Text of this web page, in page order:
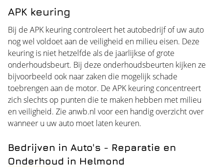
APK keuring
Bij de APK keuring controleert het autobedrijf of uw auto
nog wel voldoet aan de veiligheid en milieu eisen. Deze
keuring is niet hetzelfde als de jaarlijkse of grote
onderhoudsbeurt. Bij deze onderhoudsbeurten kijken ze
bijvoorbeeld ook naar zaken die mogelijk schade
toebrengen aan de motor. De APK keuring concentreert
zich slechts op punten die te maken hebben met milieu
en veiligheid. Zie anwb.nl voor een handig overzicht over
wanneer u uw auto moet laten keuren.
Bedrijven in Auto's - Reparatie en
Onderhoud in Helmond